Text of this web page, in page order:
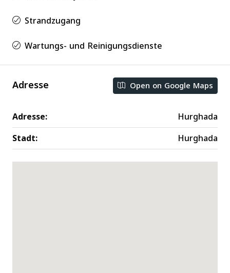
Strandzugang
Wartungs- und Reinigungsdienste
Adresse Open on Google Maps
Adresse:
Hurghada
Stadt:
Hurghada